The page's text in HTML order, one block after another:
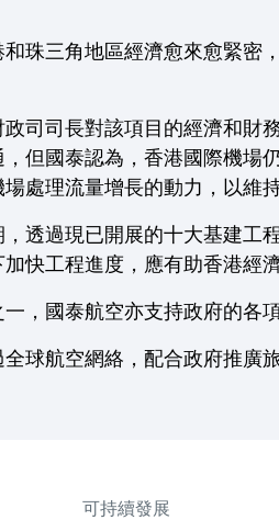
珠三角地區經濟愈來愈緊密
政司司長對該項目的經濟和
但國泰認為，香港國際機場
處理流量增長的動力，以維
透過現已開展的十大基建工
快工程進度，應有助香港經濟
，國泰航空亦支持政府的各
球航空網絡，配合政府推廣
可持續發展